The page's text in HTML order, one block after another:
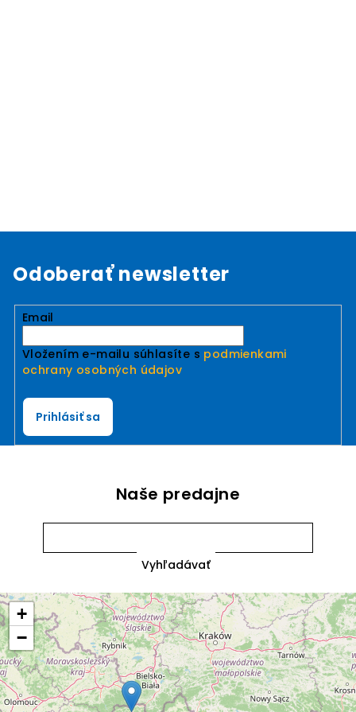
Odoberať newsletter
Email
Vložením e-mailu súhlasíte s podmienkami
ochrany osobných údajov
Prihlásiť sa
Naše predajne
+
−